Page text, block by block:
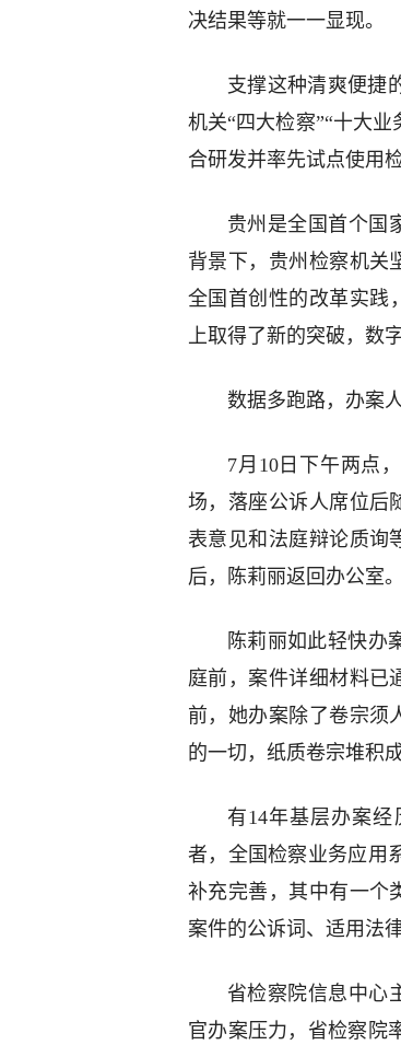
决结果等就一一显现。
支撑这种清爽便捷
机关“四大检察”“十大业
合研发并率先试点使用
贵州是全国首个国
背景下，贵州检察机关
全国首创性的改革实践
上取得了新的突破，数
数据多跑路，办案
7月10日下午两点
场，落座公诉人席位后
表意见和法庭辩论质询
后，陈莉丽返回办公室。
陈莉丽如此轻快办
庭前，案件详细材料已
前，她办案除了卷宗须
的一切，纸质卷宗堆积
有14年基层办案
者，全国检察业务应用
补充完善，其中有一个
案件的公诉词、适用法
省检察院信息中心
官办案压力，省检察院